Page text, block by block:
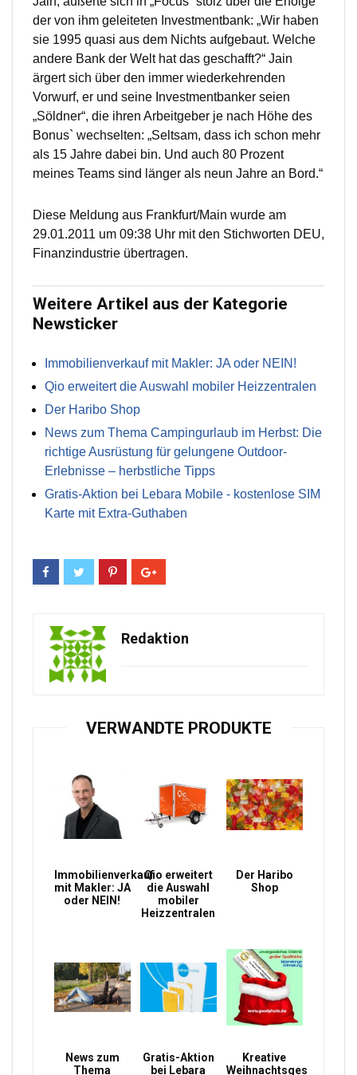
der von ihm geleiteten Investmentbank: „Wir haben
sie 1995 quasi aus dem Nichts aufgebaut. Welche
andere Bank der Welt hat das geschafft?“ Jain
ärgert sich über den immer wiederkehrenden
Vorwurf, er und seine Investmentbanker seien
„Söldner“, die ihren Arbeitgeber je nach Höhe des
Bonus` wechselten: „Seltsam, dass ich schon mehr
als 15 Jahre dabei bin. Und auch 80 Prozent
meines Teams sind länger als neun Jahre an Bord.“
Diese Meldung aus Frankfurt/Main wurde am
29.01.2011 um 09:38 Uhr mit den Stichworten DEU,
Finanzindustrie übertragen.
Weitere Artikel aus der Kategorie
Newsticker
Immobilienverkauf mit Makler: JA oder NEIN!
Qio erweitert die Auswahl mobiler Heizzentralen
Der Haribo Shop
News zum Thema Campingurlaub im Herbst: Die
richtige Ausrüstung für gelungene Outdoor-
Erlebnisse – herbstliche Tipps
Gratis-Aktion bei Lebara Mobile - kostenlose SIM
Karte mit Extra-Guthaben
Redaktion
VERWANDTE PRODUKTE
Immobilienverkauf
mit Makler: JA
oder NEIN!
Qio erweitert
die Auswahl
mobiler
Heizzentralen
Der Haribo
Shop
News zum
Thema
Gratis-Aktion
bei Lebara
Kreative
Weihnachtsgeschenke